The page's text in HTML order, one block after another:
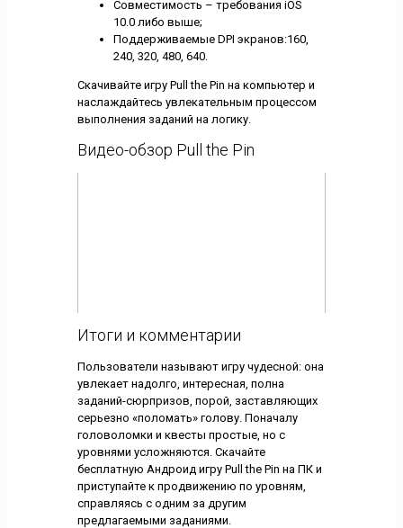
Совместимость – требования iOS
10.0 либо выше;
Поддерживаемые DPI экранов:160,
240, 320, 480, 640.
Скачивайте игру Pull the Pin на компьютер и
наслаждайтесь увлекательным процессом
выполнения заданий на логику.
Видео-обзор Pull the Pin
Итоги и комментарии
Пользователи называют игру чудесной: она
увлекает надолго, интересная, полна
заданий-сюрпризов, порой, заставляющих
серьезно «поломать» голову. Поначалу
головоломки и квесты простые, но с
уровнями усложняются. Скачайте
бесплатную Андроид игру Pull the Pin на ПК и
приступайте к продвижению по уровням,
справляясь с одним за другим
предлагаемыми заданиями.